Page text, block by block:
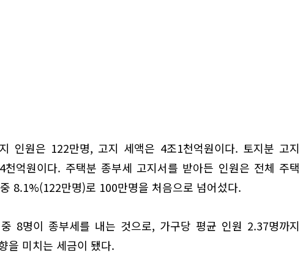
인원은 122만명, 고지 세액은 4조1천억원이다. 토지분 고지
억원이다. 주택분 종부세 고지서를 받아든 인원은 전체 주택
8.1%(122만명)로 100만명을 처음으로 넘어섰다.
8명이 종부세를 내는 것으로, 가구당 평균 인원 2.37명까지
을 미치는 세금이 됐다.